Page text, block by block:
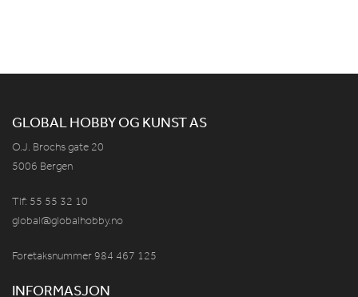
GLOBAL HOBBY OG KUNST AS
O.J. Brochs gate 20
5006 Bergen
Tlf: 55 55 32 10
global@globalhobby.no
Foretaksnummer 984 467 125
INFORMASJON